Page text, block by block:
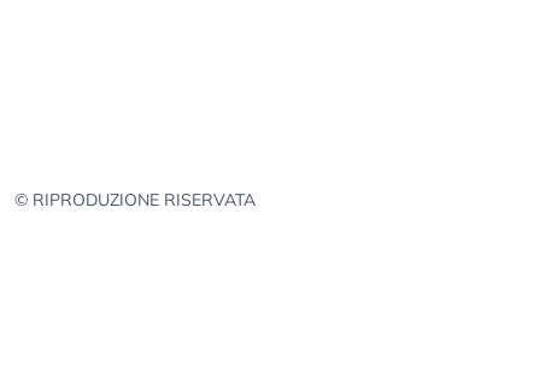
© RIPRODUZIONE RISERVATA